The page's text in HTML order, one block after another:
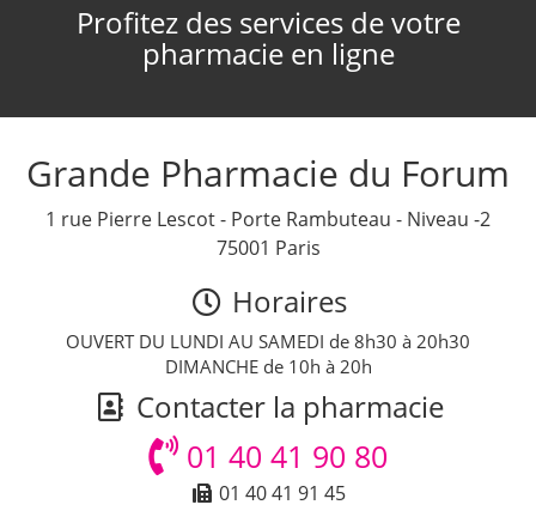
Profitez des services de votre
pharmacie en ligne
Grande Pharmacie du Forum
1 rue Pierre Lescot - Porte Rambuteau - Niveau -2
75001 Paris
Horaires
OUVERT DU LUNDI AU SAMEDI de 8h30 à 20h30
DIMANCHE de 10h à 20h
Contacter la pharmacie
01 40 41 90 80
01 40 41 91 45